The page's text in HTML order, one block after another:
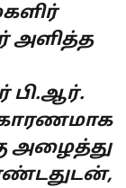
அளித்த
பி.ஆர்.
அழைத்து